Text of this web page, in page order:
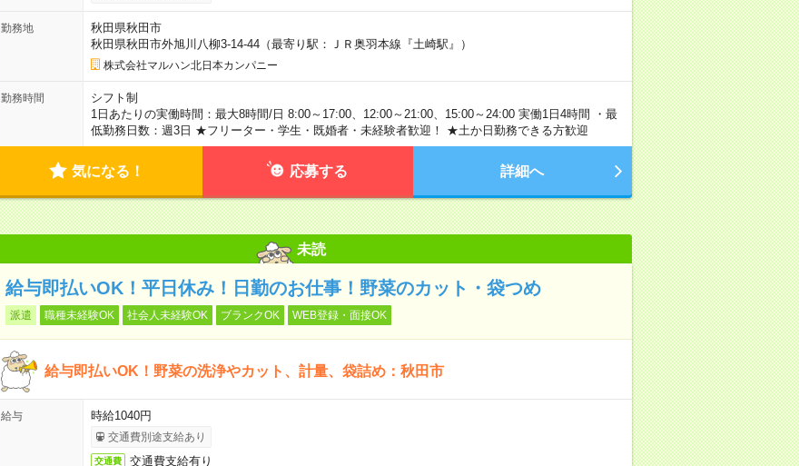
勤務地
秋田県秋田市
秋田県秋田市外旭川八柳3-14-44（最寄り駅：ＪＲ奥羽本線『土崎駅』）
株式会社マルハン北日本カンパニー
勤務時間
シフト制
1日あたりの実働時間：最大8時間/日 8:00～17:00、12:00～21:00、15:00～24:00 実働1日4時間 ・最
低勤務日数：週3日 ★フリーター・学生・既婚者・未経験者歓迎！ ★土か日勤務できる方歓迎
気になる！ 応募する 詳細へ
未読
給与即払いOK！平日休み！日勤のお仕事！野菜のカット・袋つめ
派遣 職種未経験OK 社会人未経験OK ブランクOK WEB登録・面接OK
給与即払いOK！野菜の洗浄やカット、計量、袋詰め：秋田市
給与 時給1040円
交通費別途支給あり
交通費 交通費支給有り